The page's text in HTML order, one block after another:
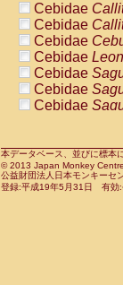
Pitheciidae
Cebidae
Cebidae
Cebidae
Cebidae
Cebidae
Cebidae
Cebidae
Cebidae
Cebidae
Cebidae
本データベース、並びに標本
© 2013 Japan Monkey
公益財団法人日本モンキー
登録:平成19年5月31日 有効